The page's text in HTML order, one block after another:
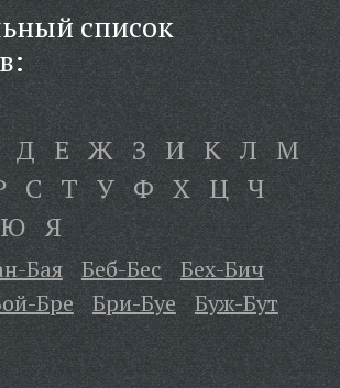
список
Д Е Ж З И К Л М
С Т У Ф Х Ц Ч
Ю Я
Бая Беб-Бес
Бех-Бич
Бре Бри-Буе
Буж-Бут